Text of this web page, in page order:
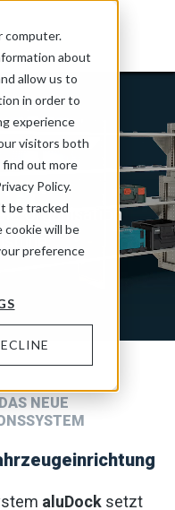
computer.
about
allow us to
in order to
experience
visitors both
out more
Policy.
be tracked
cookie will be
preference
Organisation
NEUE
aluDocksetzt